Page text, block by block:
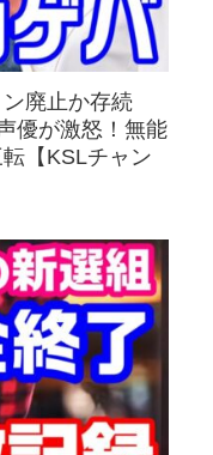
ン廃止か存続
優が激怒！無能
【KSLチャン